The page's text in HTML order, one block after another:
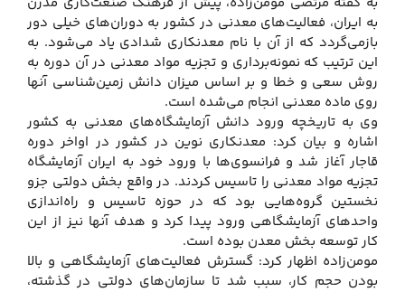
به ایران، فعالیت‌های معدنی در کشور به دوران‌های خیلی دور
بازمی‌گردد که از آن با نام معدنکاری شدادی یاد می‌شود. به
این ترتیب که نمونه‌برداری و تجزیه مواد معدنی در آن دوره به
روش سعی و خطا و بر اساس میزان دانش زمین‌شناسی آنها
روی ماده معدنی انجام می‌شده است.
وی به تاریخچه ورود دانش آزمایشگاه‌های معدنی به کشور
اشاره و بیان کرد: معدنکاری نوین در کشور در اواخر دوره
قاجار آغاز شد و فرانسوی‌ها با ورود خود به ایران آزمایشگاه
تجزیه مواد معدنی را تاسیس کردند. در واقع بخش دولتی جزو
نخستین گروه‌هایی بود که در حوزه تاسیس و راه‌اندازی
واحدهای آزمایشگاهی ورود پیدا کرد و هدف آنها نیز از این
کار توسعه بخش معدن بوده است.
مومن‌زاده اظهار کرد: گسترش فعالیت‌های آزمایشگاهی و بالا
بودن حجم کار، سبب شد تا سازمان‌های دولتی در گذشته،